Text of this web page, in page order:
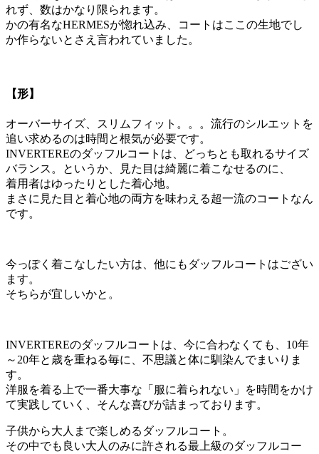
れず、数はかなり限られます。
かの有名なHERMESが惚れ込み、コートはここの生地でし
か作らないとさえ言われていました。
【形】
オーバーサイズ、スリムフィット。。。流行のシルエットを
追い求めるのは時間と根気が必要です。
INVERTEREのダッフルコートは、どっちとも取れるサイズ
バランス。というか、見た目は綺麗に着こなせるのに、
着用者はゆったりとした着心地。
まさに見た目と着心地の両方を味わえる超一流のコートなん
です。
今っぽく着こなしたい方は、他にもダッフルコートはござい
ます。
そちらが宜しいかと。
INVERTEREのダッフルコートは、今に合わなくても、10年
～20年と歳を重ねる毎に、不思議と体に馴染んでまいりま
す。
洋服を着る上で一番大事な「服に着られない」を時間をかけ
て実践していく、そんな喜びが詰まっております。
子供から大人まで楽しめるダッフルコート。
その中でも良い大人のみに許される最上級のダッフルコー